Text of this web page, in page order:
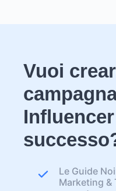
Vuoi
Le Guide
Marketing &